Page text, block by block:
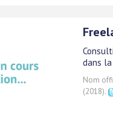
dans la
Nom
(2018).